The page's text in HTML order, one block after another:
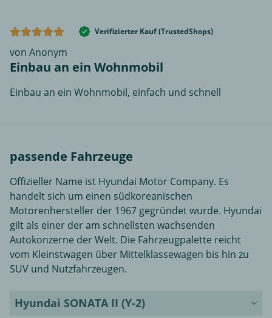
Verifizierter Kauf (TrustedShops)
von Anonym
Einbau an ein Wohnmobil
Einbau an ein Wohnmobil, einfach und schnell
passende Fahrzeuge
Offizieller Name ist Hyundai Motor Company. Es
handelt sich um einen südkoreanischen
Motorenhersteller der 1967 gegründet wurde. Hyundai
gilt als einer der am schnellsten wachsenden
Autokonzerne der Welt. Die Fahrzeugpalette reicht
vom Kleinstwagen über Mittelklassewagen bis hin zu
SUV und Nutzfahrzeugen.
Hyundai SONATA II (Y-2)